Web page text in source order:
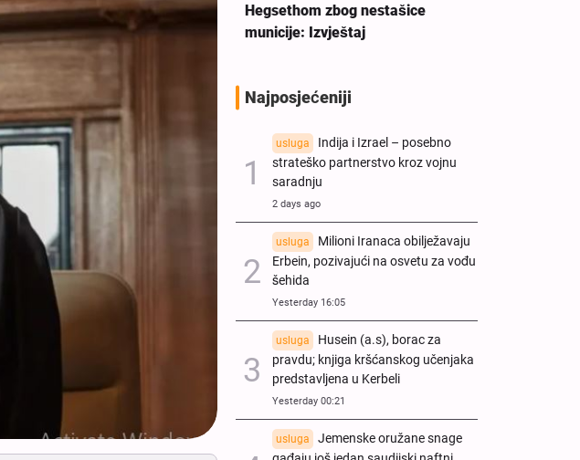
uslovi za ponovno otvaranje
Hormuškog moreuza
Hegsethom zbog nestašice
municije: Izvještaj
Najposjećeniji
usluga
Indija i Izrael – posebno
strateško partnerstvo kroz vojnu
saradnju
2 days ago
usluga
Milioni Iranaca obilježavaju
Erbein, pozivajući na osvetu za vođu
šehida
Yesterday 16:05
usluga
Husein (a.s), borac za
pravdu; knjiga kršćanskog učenjaka
predstavljena u Kerbeli
Yesterday 00:21
usluga
Jemenske oružane snage